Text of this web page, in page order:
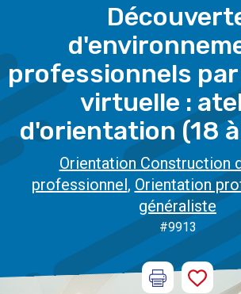
professionnels
virtuelle :
d'orientation (18
Orientation Construction
professionnel, Orientation
généraliste
#9913